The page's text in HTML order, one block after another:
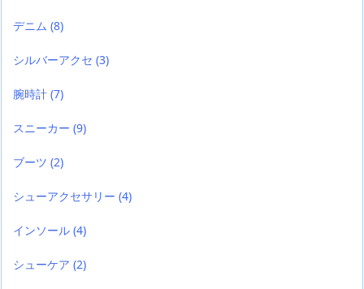
デニム (8)
シルバーアクセ (3)
腕時計 (7)
スニーカー (9)
ブーツ (2)
シューアクセサリー (4)
インソール (4)
シューケア (2)